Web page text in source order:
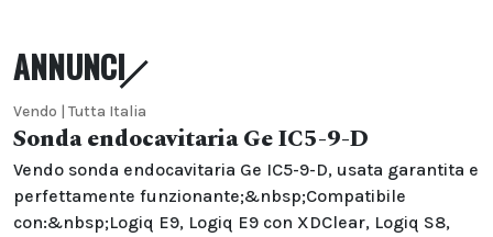
ANNUNCI
Vendo | Tutta Italia
Sonda endocavitaria Ge IC5-9-D
Vendo sonda endocavitaria Ge IC5-9-D, usata garantita e
perfettamente funzionante;&nbsp;Compatibile
con:&nbsp;Logiq E9, Logiq E9 con XDClear, Logiq S8,